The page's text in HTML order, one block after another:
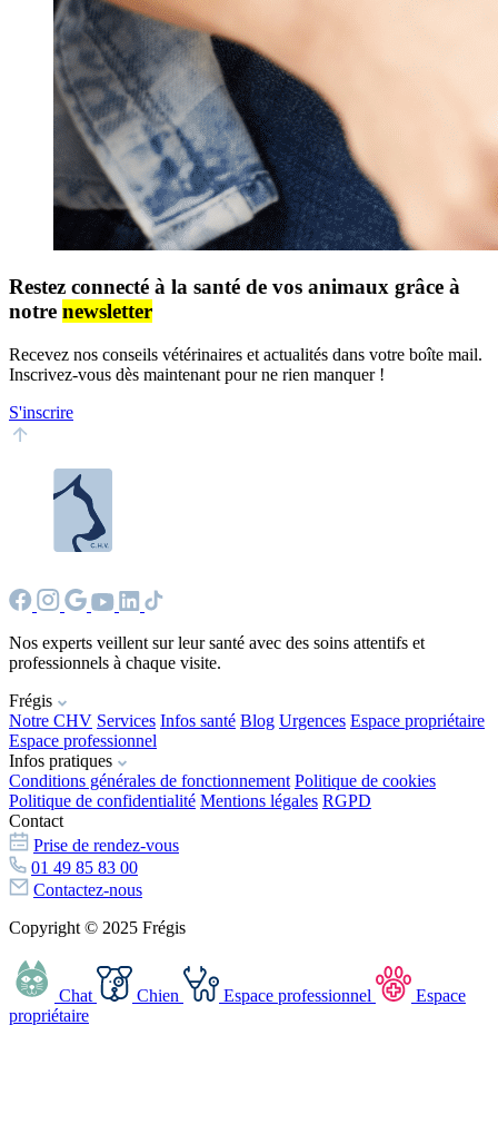
Restez connecté à la santé de vos animaux grâce à
notre newsletter
Recevez nos conseils vétérinaires et actualités dans votre boîte mail.
Inscrivez-vous dès maintenant pour ne rien manquer !
S'inscrire
Nos experts veillent sur leur santé avec des soins attentifs et
professionnels à chaque visite.
Frégis
Notre CHV Services Infos santé Blog Urgences Espace propriétaire
Espace professionnel
Infos pratiques
Conditions générales de fonctionnement Politique de cookies
Politique de confidentialité Mentions légales RGPD
Contact
Prise de rendez-vous
01 49 85 83 00
Contactez-nous
Copyright © 2025 Frégis
Chat Chien Espace professionnel
Espace
propriétaire